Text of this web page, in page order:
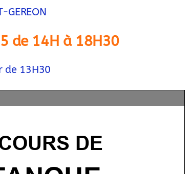
GEREON
de 14H à 18H30
de 13H30